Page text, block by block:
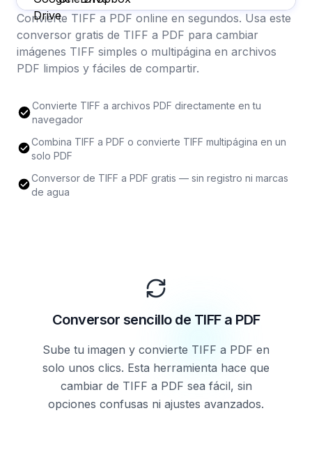
Convierte TIFF a PDF online en segundos. Usa este
conversor gratis de TIFF a PDF para cambiar
imágenes TIFF simples o multipágina en archivos
PDF limpios y fáciles de compartir.
Convierte TIFF a archivos PDF directamente en tu
navegador
Combina TIFF a PDF o convierte TIFF multipágina en un
solo PDF
Conversor de TIFF a PDF gratis — sin registro ni marcas
de agua
Conversor sencillo de TIFF a PDF
Sube tu imagen y convierte TIFF a PDF en
solo unos clics. Esta herramienta hace que
cambiar de TIFF a PDF sea fácil, sin
opciones confusas ni ajustes avanzados.